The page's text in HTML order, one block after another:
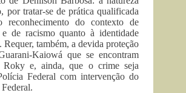
por tratar-se de prática qualificada
reconhecimento do contexto de
de racismo quanto à identidade
também, a devida proteção
Kaiowá que se encontram
Roky e, ainda, que o crime seja
Federal com intervenção do